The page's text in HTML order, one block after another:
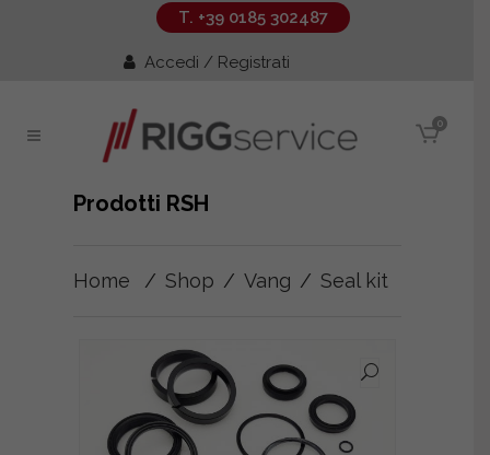
T. +39 0185 302487
Accedi / Registrati
0
Prodotti RSH
Home / Shop / Vang / Seal kit